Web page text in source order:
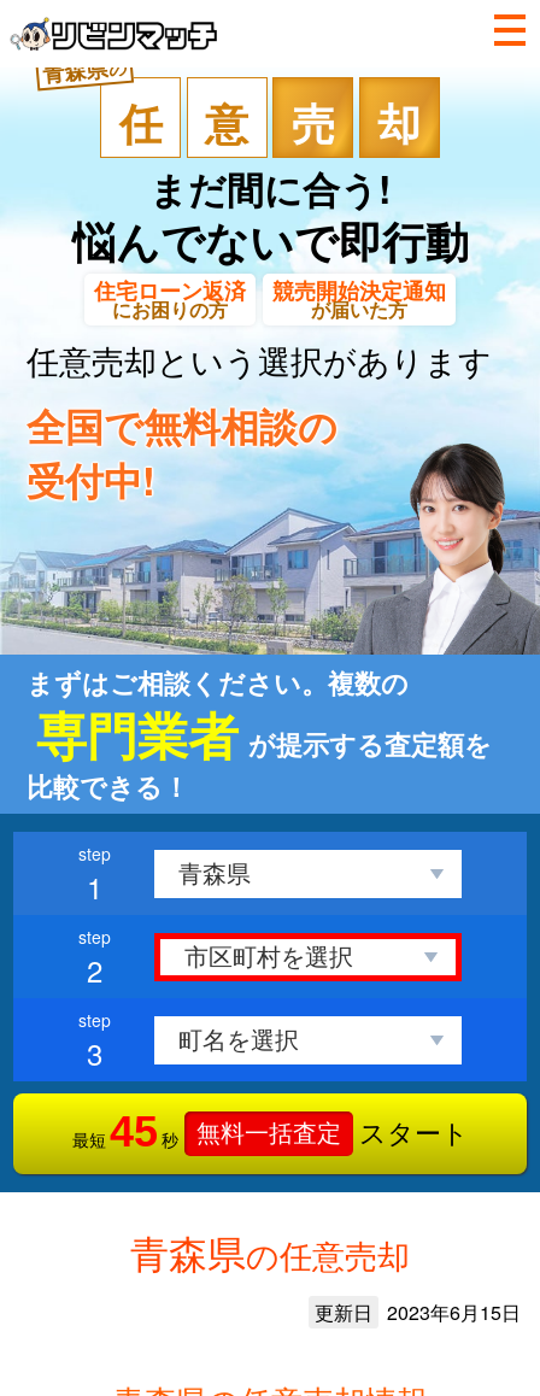
青森県の
任 意 売 却
まだ間に合う!
悩んでないで即行動
住宅ローン返済
にお困りの方
競売開始決定通知
が届いた方
任意売却という選択があります
全国で無料相談の
受付中!
まずはご相談ください。複数の
専門業者 が提示する査定額を
比較できる！
1
2
3
最短 45 秒 無料一括査定 スタート
青森県の任意売却
更新日 2023年6月15日